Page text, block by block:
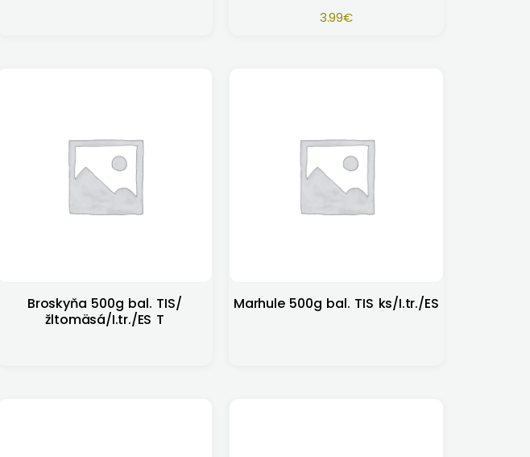
3.99€
Broskyňa 500g bal. TIS/
žltomäsá/I.tr./ES T
Marhule 500g bal. TIS ks/I.tr./ES